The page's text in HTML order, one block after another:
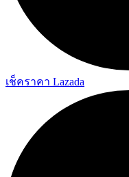
เช็คราคา Lazada